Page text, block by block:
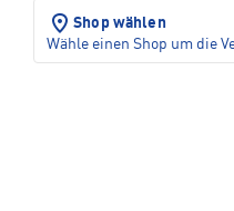
Shop wählen
Wähle einen Shop um die